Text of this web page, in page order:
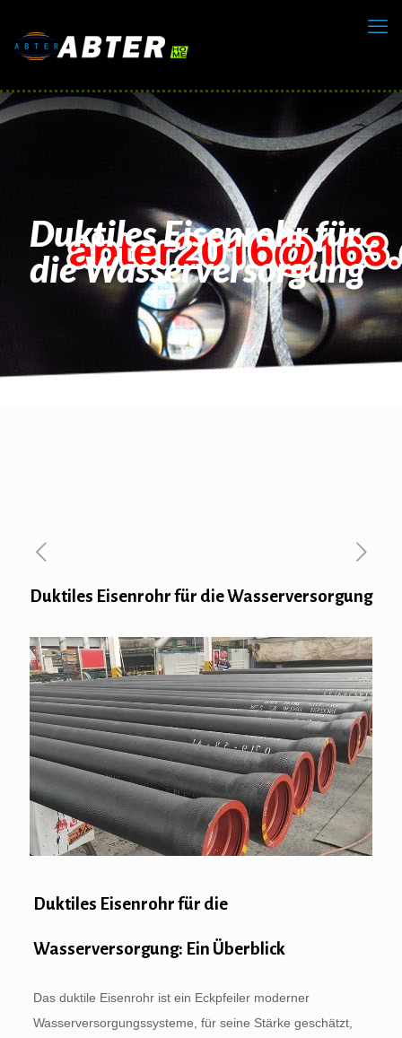
Duktiles Eisenrohr für
die Wasserversorgung
Duktiles Eisenrohr für die Wasserversorgung
Duktiles Eisenrohr für die
Wasserversorgung: Ein Überblick
Das duktile Eisenrohr ist ein Eckpfeiler moderner
Wasserversorgungssysteme, für seine Stärke geschätzt,